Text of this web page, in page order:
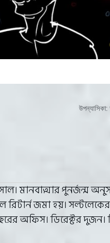
মানবাত্মার পুনর্জন্ম
জমা হয়। সল্টলেকের
অফিস। ডিরেক্টর দুজন।